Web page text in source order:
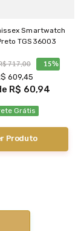
Smartwatch
TGS36003
717,00 15%
609,45
R$ 60,94
Grátis
Produto